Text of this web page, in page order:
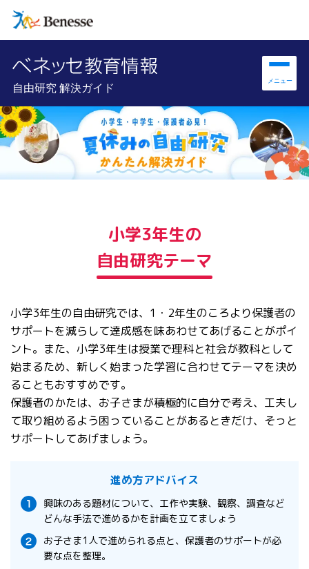
自由研究 解決ガイド
小学3年生の
自由研究テーマ
小学3年生の自由研究では、1・2年生のころより保護者の
サポートを減らして達成感を味あわせてあげることがポイ
ント。また、小学3年生は授業で理科と社会が教科として
始まるため、新しく始まった学習に合わせてテーマを決め
ることもおすすめです。
保護者のかたは、お子さまが積極的に自分で考え、工夫し
て取り組めるよう困っていることがあるときだけ、そっと
サポートしてあげましょう。
進め方アドバイス
興味のある題材について、工作や実験、観察、調査など
どんな手法で進めるかを計画を立てましょう
お子さま1人で進められる点と、保護者のサポートが必
要な点を整理。